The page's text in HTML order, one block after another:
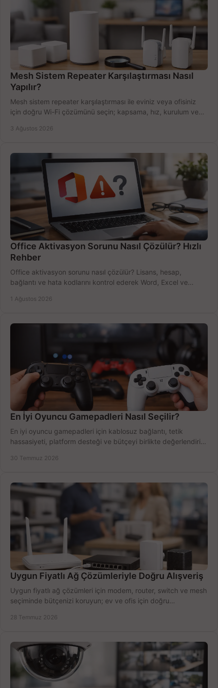
Mesh Sistem Repeater Karşılaştırması Nasıl
Yapılır?
Mesh sistem repeater karşılaştırması ile eviniz veya ofisiniz
için doğru Wi-Fi çözümünü seçin; kapsama, hız, kurulum ve
3 Ağustos 2026
Office Aktivasyon Sorunu Nasıl Çözülür? Hızlı
Rehber
Office aktivasyon sorunu nasıl çözülür? Lisans, hesap,
bağlantı ve hata kodlarını kontrol ederek Word, Excel ve
1 Ağustos 2026
En İyi Oyuncu Gamepadleri Nasıl Seçilir?
En iyi oyuncu gamepadleri için kablosuz bağlantı, tetik
hassasiyeti, platform desteği ve bütçeyi birlikte değerlendirin;
30 Temmuz 2026
Uygun Fiyatlı Ağ Çözümleriyle Doğru Alışveriş
Uygun fiyatlı ağ çözümleri için modem, router, switch ve mesh
seçiminde bütçenizi koruyun; ev ve ofis için doğru
28 Temmuz 2026